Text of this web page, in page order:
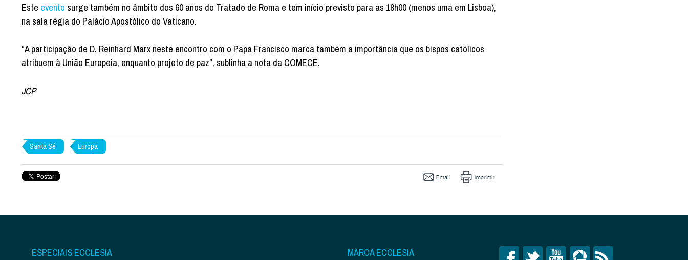
Este evento surge também no âmbito dos 60 anos do Tratado de Roma e tem início previsto para as 18h00 (menos uma em Lisboa),
na sala régia do Palácio Apostólico do Vaticano.
“A participação de D. Reinhard Marx neste encontro com o Papa Francisco marca também a importância que os bispos católicos
atribuem à União Europeia, enquanto projeto de paz”, sublinha a nota da COMECE.
JCP
Santa Sé Europa
ESPECIAIS ECCLESIA MARCA ECCLESIA